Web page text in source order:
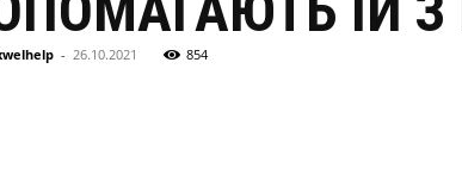
- 26.10.2021 854